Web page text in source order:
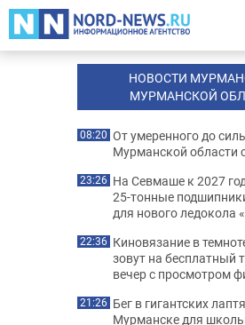
НОВОСТИ
МУРМАНСКОЙ
08:20 От умеренного до
Мурманской области
23:26 На Севмаше к 2027
25-тонные
для нового ледокола
22:36 Киновязание в
зовут на бесплатный
вечер с просмотром
21:26 Бег в гигантских
Мурманске для